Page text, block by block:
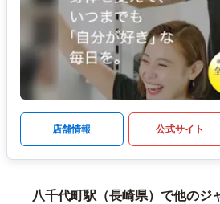
店舗情報 公式サイト
八千代町駅（長崎県）で他のジ